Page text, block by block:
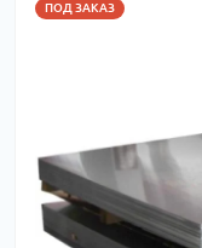
ПОД ЗАКАЗ